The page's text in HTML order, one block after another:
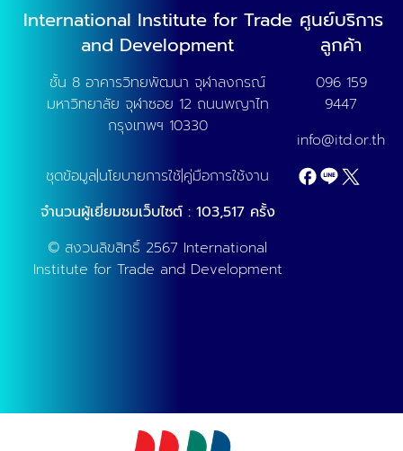
กลายเป็นระบบ (แจก Template การสร้าง SOP ท้าย
Session) - โดย คุณต่าย ผู้ร่วมก่อตั้งเพจ เพื่อนแท้ร้าน
อาหาร 12. เจ๊งในกระดาษธุรกิจคาเฟ่ (แจก Template
ตรวจสุขภาพธุรกิจท้าย Session) - โดย คุณต่อเพนกวิน
13. ส่องโมเดลธุรกิจกาแฟในต่างแดน ผู้ประกอบการไทย
เรียนรู้อะไรได้บ้าง? - โดย คุณมุก Head Barista Axil
Coffee Roasters (Melbourne) 14. Brewing Loyalty
สูตรลับเปลี่ยนลูกค้าใหม่ให้เป็นลูกค้าประจำด้วย LINE - โดย
คุณหมิง ผู้จัดการอาวุโสฝ่ายพัฒนาธุรกิจ SME, LINE
ประเทศไทย 15. พลิกวิธีคิดธุรกิจคาเฟ่จาก SME ให้คิดแบบ
Startup - โดย คุณแฮป ผู้ร่วมก่อตั้ง Jiancha และคุณ
แจ็ค Cafe Amazon ผู้จัดการฝ่ายธุรกิจคาเฟ่อเมซอนต่าง
ประเทศ บริษัท ปตท. น้ำมันและการค้าปลีก จำกัด (มหาชน)
โดย คุณตูน เจ้าของร้าน Bluetamp Cafe และคุณต่อ
International Institute for Trade
and Development
ชั้น 8 อาคารวิทยพัฒนา จุฬาลงกรณ์
มหาวิทยาลัย จุฬาซอย 12 ถนนพญาไท
กรุงเทพฯ 10330
ชุดข้อมูล|นโยบายการใช้|คู่มือการใช้งาน
จำนวนผู้เยี่ยมชมเว็บไซต์: 103,517 ครั้ง
© สงวนลิขสิทธิ์ 2567 International
Institute for Trade and Development
ศูนย์บริการ
ลูกค้า
096 159
9447
info@itd.or.th